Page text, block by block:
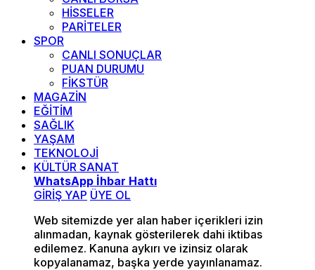
HİSSELER
PARİTELER
SPOR
CANLI SONUÇLAR
PUAN DURUMU
FİKSTÜR
MAGAZİN
EĞİTİM
SAĞLIK
YAŞAM
TEKNOLOJİ
KÜLTÜR SANAT
WhatsApp İhbar Hattı
GİRİŞ YAP ÜYE OL
Web sitemizde yer alan haber içerikleri izin
alınmadan, kaynak gösterilerek dahi iktibas
edilemez. Kanuna aykırı ve izinsiz olarak
kopyalanamaz, başka yerde yayınlanamaz.